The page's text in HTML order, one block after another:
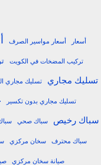
أسعار أسعار مواسير الصرف
تركيب المضخات في الكويت
تسليك مجاري تسليك مجاري
تسليك مجاري بدون تكسير
سباك رخيص سباك صحي
سباك محترف سخان مركزي
صيانة سخان مركزي